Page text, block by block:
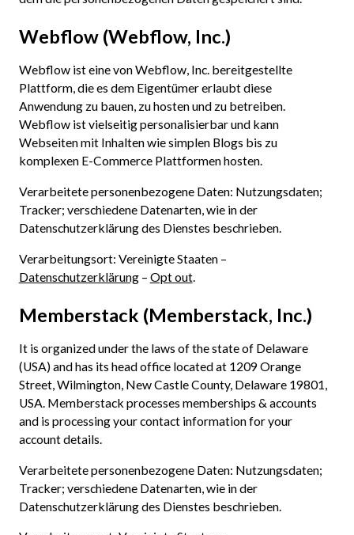
Webflow (Webflow, Inc.)
Webflow ist eine von Webflow, Inc. bereitgestellte
Plattform, die es dem Eigentümer erlaubt diese
Anwendung zu bauen, zu hosten und zu betreiben.
Webflow ist vielseitig personalisierbar und kann
Webseiten mit Inhalten wie simplen Blogs bis zu
komplexen E-Commerce Plattformen hosten.
Verarbeitete personenbezogene Daten: Nutzungsdaten;
Tracker; verschiedene Datenarten, wie in der
Datenschutzerklärung des Dienstes beschrieben.
Verarbeitungsort: Vereinigte Staaten –
Datenschutzerklärung– Opt out.
Memberstack (Memberstack, Inc.)
It is organized under the laws of the state of Delaware
(USA) and has its head office located at 1209 Orange
Street, Wilmington, New Castle County, Delaware 19801,
USA. Memberstack processes memberships & accounts
and is processing your contact information for your
account details.
Verarbeitete personenbezogene Daten: Nutzungsdaten;
Tracker; verschiedene Datenarten, wie in der
Datenschutzerklärung des Dienstes beschrieben.